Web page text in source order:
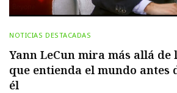
NOTICIAS DESTACADAS
Yann LeCun mira más allá de
que entienda el mundo antes
él